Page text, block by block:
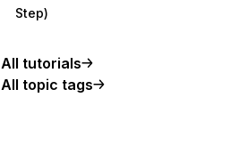
Step)
All tutorials
All topic tags